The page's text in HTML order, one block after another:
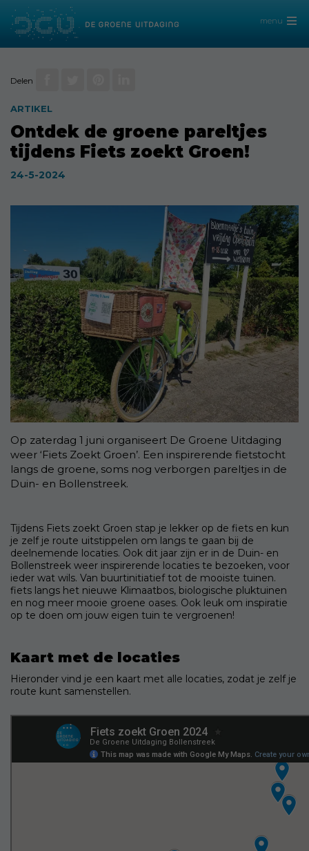
menu
Delen
ARTIKEL
Ontdek de groene pareltjes
tijdens Fiets zoekt Groen!
24-5-2024
Op zaterdag 1 juni organiseert De Groene Uitdaging
weer ‘Fiets Zoekt Groen’. Een inspirerende fietstocht
langs de groene, soms nog verborgen pareltjes in de
Duin- en Bollenstreek.
Tijdens Fiets zoekt Groen stap je lekker op de fiets en kun
je zelf je route uitstippelen om langs te gaan bij de
deelnemende locaties. Ook dit jaar zijn er in de Duin- en
Bollenstreek weer inspirerende locaties te bezoeken, voor
ieder wat wils. Van buurtinitiatief tot de mooiste tuinen.
fiets langs het nieuwe Klimaatbos, biologische pluktuinen
en nog meer mooie groene oases. Ook leuk om inspiratie
op te doen om jouw eigen tuin te vergroenen!
Kaart met de locaties
Hieronder vind je een kaart met alle locaties, zodat je zelf je
route kunt samenstellen.